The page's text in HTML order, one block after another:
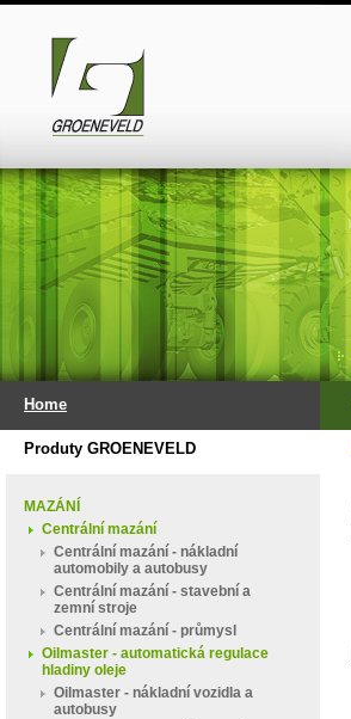
Home
Produty GROENEVELD
MAZÁNÍ
Centrální mazání
Centrální mazání - nákladní
automobily a autobusy
Centrální mazání - stavební a
zemní stroje
Centrální mazání - průmysl
Oilmaster - automatická regulace
hladiny oleje
Oilmaster - nákladní vozidla a
autobusy